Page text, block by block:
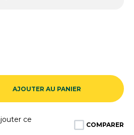
AJOUTER AU PANIER
ce
COMPARER